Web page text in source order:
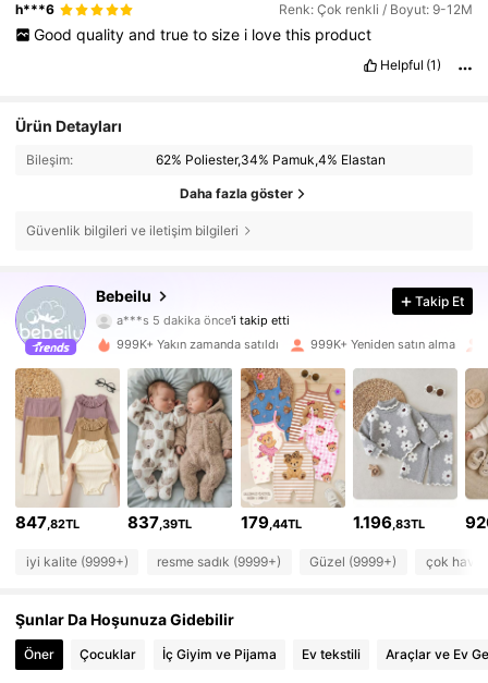
h***6 Renk: Çok renkli / Boyut: 9-12M
Good quality and true to size i love this product
Helpful (1)
Ürün Detayları
Bileşim: 62% Poliester,34% Pamuk,4% Elastan
Daha fazla göster
Güvenlik bilgileri ve iletişim bilgileri
Bebeilu
4,88
509K Takipçiler
a***s 5 dakika önce'i takip etti
4,88
509K Takipçiler
4,88 509K Takipçiler
4,88 509K Takipçiler
4,88 509K Takipçiler
4,88 509K Takipçiler
4,88 509K Takipçiler
Takip Et
999K+ Yakın zamanda satıldı 999K+ Yeniden satın alma
847,82TL 837,39TL 179,44TL 1.196,83TL
iyi kalite (9999+) resme sadık (9999+) Güzel (9999+) çok
Şunlar Da Hoşunuza Gidebilir
Öner Çocuklar İç Giyim ve Pijama Ev tekstili Araçlar ve Ev